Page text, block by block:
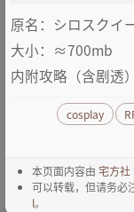
原名：シロスクイ
大小：≈700mb
内附攻略（含剧透）
cosplay
本页面内容由 宅方社
可以转载，但请务必
l。